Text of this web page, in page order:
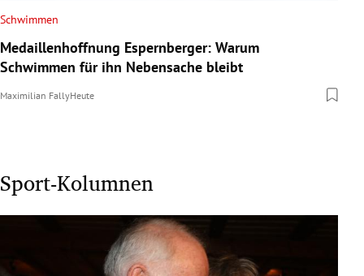
Schwimmen
Medaillenhoffnung Espernberger: Warum
Schwimmen für ihn Nebensache bleibt
Maximilian FallyHeute
Sport-Kolumnen